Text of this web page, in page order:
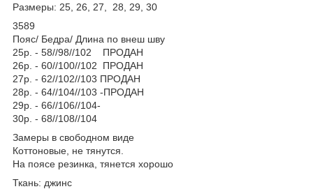
Размеры: 25, 26, 27, 28, 29, 30
3589
Пояс/ Бедра/ Длина по внеш шву
25р. - 58//98//102 ПРОДАН
26р. - 60//100//102 ПРОДАН
27р. - 62//102//103 ПРОДАН
28р. - 64//104//103 -ПРОДАН
29р. - 66//106//104-
30р. - 68//108//104
Замеры в свободном виде
Коттоновые, не тянутся.
На поясе резинка, тянется хорошо
Ткань: джинс